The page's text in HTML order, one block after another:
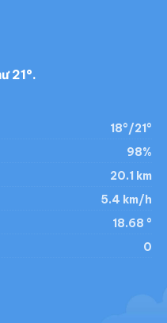
21°.
18°/21°
98%
20.1 km
5.4 km/h
18.68 °
0